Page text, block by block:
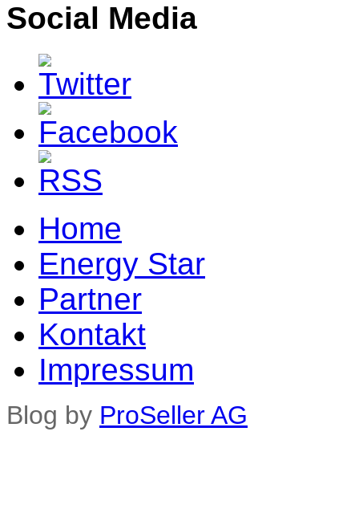
Social Media
Home
Energy Star
Partner
Kontakt
Impressum
Blog by ProSeller AG